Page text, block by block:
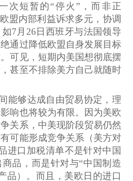
次短暂的“停火”，而非正
盟内部利益诉求多元，协调
7月26日西班牙与法国领导
通过降低欧盟自身发展目标
可见，短期内美国想彻底摆
甚至不排除美方自己就随时
能够达成自由贸易协定，理
响也将较为有限。因为美欧
关系，中美现阶段贸易仍然
可能形成竞争关系（美方对
进口加税清单不是针对中国
品，而是针对与“中国制造
品）。而且，美欧日的进口